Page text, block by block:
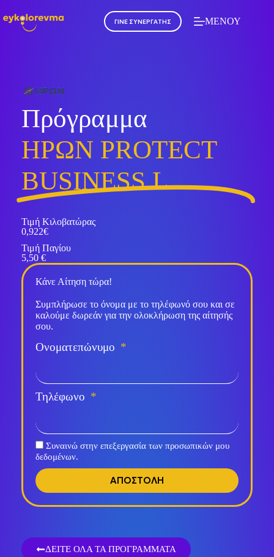
ΓΙΝΕ ΣΥΝΕΡΓΑΤΗΣ ΜΕΝΟΥ
Πρόγραμμα
ΗΡΩΝ PROTECT
BUSINESS L
Τιμή Κιλοβατώρας
0,922€
Τιμή Παγίου
5,50 €
Κάνε Αίτηση τώρα!
Συμπλήρωσε το όνομα με το τηλέφωνό σου και σε
καλούμε δωρεάν για την ολοκλήρωση της αίτησής
σου.
Ονοματεπώνυμο
Τηλέφωνο
Συναινώ στην επεξεργασία των προσωπικών μου
δεδομένων.
ΑΠΟΣΤΟΛΗ
ΔΕΙΤΕ ΟΛΑ ΤΑ ΠΡΟΓΡΑΜΜΑΤΑ